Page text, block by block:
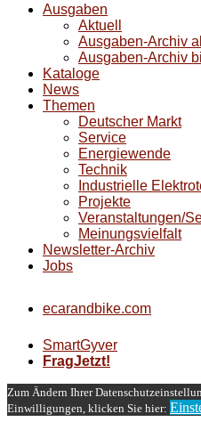
Ausgaben
Aktuell
Ausgaben-Archiv
Ausgaben-Archiv
Kataloge
News
Themen
Deutscher Markt
Service
Energiewende
Technik
Industrielle
Projekte
Veranstaltungen/
Meinungsvielfalt
Newsletter-Archiv
Jobs
ecarandbike.com
SmartGyver
FragJetzt!
Zum Ändern Ihrer
Einwilligungen, klicken Sie hier: